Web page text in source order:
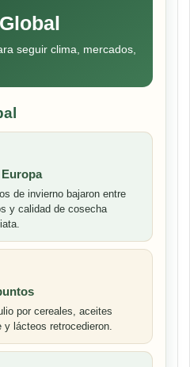
seguir clima, mercados,
de invierno bajaron entre
y calidad de cosecha
por cereales, aceites
lácteos retrocedieron.